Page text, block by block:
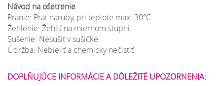
Návod na ošetrenie
Pranie: Prať naruby, pri teplote max. 30°C
Žehlenie: Žehliť na miernom stupni
Sušenie: Nesušiť v sušičke
Údržba: Nebieliť a chemicky nečistiť
DOPLŇUJÚCE INFORMÁCIE A DÔLEŽITÉ UPOZORNENIA: